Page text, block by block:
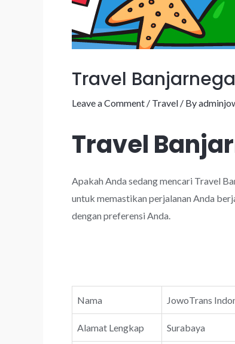
Travel
Leave a Comment / Travel / By
Travel
Apakah Anda sedang mencari Travel
untuk memastikan perjalanan Anda
dengan preferensi Anda.
Nama JowoTrans
Alamat Lengkap Surabaya